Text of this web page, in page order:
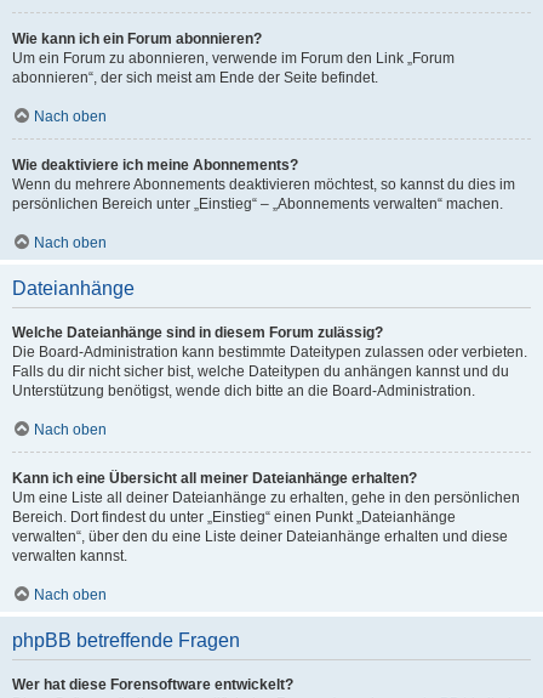
Wie kann ich ein Forum abonnieren?
Um ein Forum zu abonnieren, verwende im Forum den Link „Forum
abonnieren“, der sich meist am Ende der Seite befindet.
Nach oben
Wie deaktiviere ich meine Abonnements?
Wenn du mehrere Abonnements deaktivieren möchtest, so kannst du dies im
persönlichen Bereich unter „Einstieg“ – „Abonnements verwalten“ machen.
Nach oben
Dateianhänge
Welche Dateianhänge sind in diesem Forum zulässig?
Die Board-Administration kann bestimmte Dateitypen zulassen oder verbieten.
Falls du dir nicht sicher bist, welche Dateitypen du anhängen kannst und du
Unterstützung benötigst, wende dich bitte an die Board-Administration.
Nach oben
Kann ich eine Übersicht all meiner Dateianhänge erhalten?
Um eine Liste all deiner Dateianhänge zu erhalten, gehe in den persönlichen
Bereich. Dort findest du unter „Einstieg“ einen Punkt „Dateianhänge
verwalten“, über den du eine Liste deiner Dateianhänge erhalten und diese
verwalten kannst.
Nach oben
phpBB betreffende Fragen
Wer hat diese Forensoftware entwickelt?